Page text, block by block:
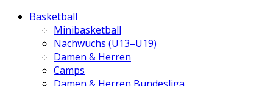
Basketball
Minibasketball
Nachwuchs (U13–U19)
Damen & Herren
Camps